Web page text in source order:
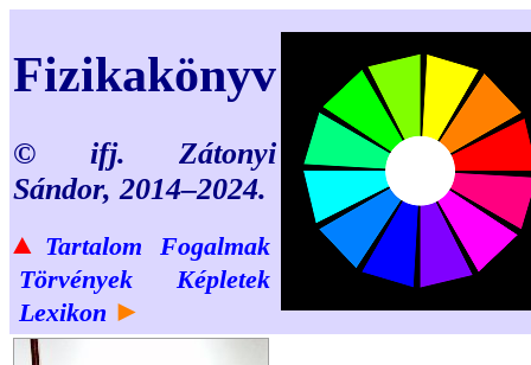
Fizikakönyv
© ifj. Zátonyi
Sándor, 2014–2024.
▲ Tartalom
Fogalmak
Törvények
Képletek
Lexikon ►